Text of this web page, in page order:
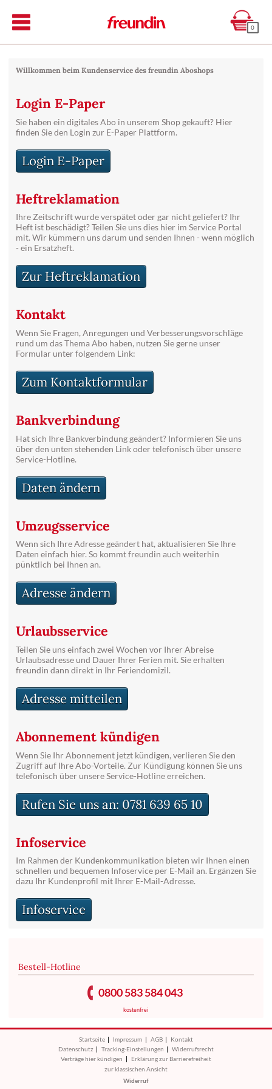
0
Willkommen beim Kundenservice des freundin Aboshops
Login E-Paper
Sie haben ein digitales Abo in unserem Shop gekauft? Hier
finden Sie den Login zur E-Paper Plattform.
Login E-Paper
Heftreklamation
Ihre Zeitschrift wurde verspätet oder gar nicht geliefert? Ihr
Heft ist beschädigt? Teilen Sie uns dies hier im Service Portal
mit. Wir kümmern uns darum und senden Ihnen - wenn möglich
- ein Ersatzheft.
Zur Heftreklamation
Kontakt
Wenn Sie Fragen, Anregungen und Verbesserungsvorschläge
rund um das Thema Abo haben, nutzen Sie gerne unser
Formular unter folgendem Link:
Zum Kontaktformular
Bankverbindung
Hat sich Ihre Bankverbindung geändert? Informieren Sie uns
über den unten stehenden Link oder telefonisch über unsere
Service-Hotline.
Daten ändern
Umzugsservice
Wenn sich Ihre Adresse geändert hat, aktualisieren Sie Ihre
Daten einfach hier. So kommt freundin auch weiterhin
pünktlich bei Ihnen an.
Adresse ändern
Urlaubsservice
Teilen Sie uns einfach zwei Wochen vor Ihrer Abreise
Urlaubsadresse und Dauer Ihrer Ferien mit. Sie erhalten
freundin dann direkt in Ihr Feriendomizil.
Adresse mitteilen
Abonnement kündigen
Wenn Sie Ihr Abonnement jetzt kündigen, verlieren Sie den
Zugriff auf Ihre Abo-Vorteile. Zur Kündigung können Sie uns
telefonisch über unsere Service-Hotline erreichen.
Rufen Sie uns an: 0781 639 65 10
Infoservice
Im Rahmen der Kundenkommunikation bieten wir Ihnen einen
schnellen und bequemen Infoservice per E-Mail an. Ergänzen Sie
dazu Ihr Kundenprofil mit Ihrer E-Mail-Adresse.
Infoservice
Bestell-Hotline
0800 583 584 043
kostenfrei
Startseite Impressum AGB
Kontakt
Datenschutz
Tracking-Einstellungen
Widerrufsrecht
Verträge hier kündigen
Erklärung zur Barrierefreiheit
zur klassischen Ansicht
Widerruf